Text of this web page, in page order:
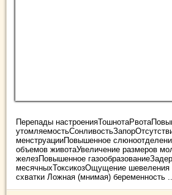
Перепады
менструацииПовышенное
объемов животаУвеличение размеров
железПовышенное
месячныхТоксикозОщущение
схватки Ложная (мнимая) беременность